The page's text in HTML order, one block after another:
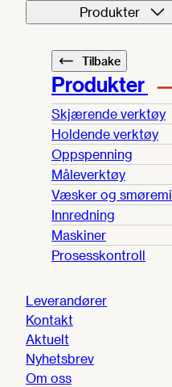
Produkter
Tilbake
Produkter
Skjærende verktøy
Holdende verktøy
Oppspenning
Måleverktøy
Væsker og
Innredning
Maskiner
Prosesskontroll
Leverandører
Kontakt
Aktuelt
Nyhetsbrev
Om oss